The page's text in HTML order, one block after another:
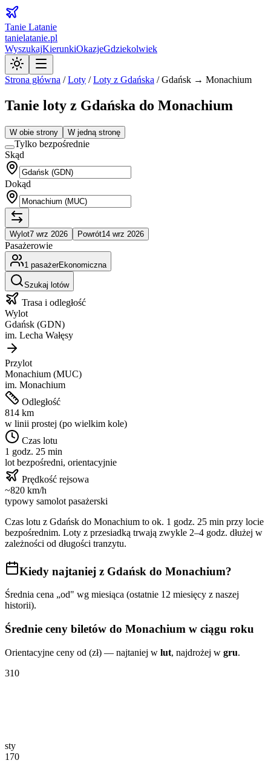
Tanie Latanie
tanielatanie.pl
WyszukajKierunkiOkazjeGdziekolwiek
Strona główna /Loty /Loty z Gdańska /Gdańsk → Monachium
Tanie loty z Gdańska do Monachium
W obie strony W jedną stronę
Tylko bezpośrednie
Skąd
Dokąd
Wylot7 wrz 2026 Powrót14 wrz 2026
Pasażerowie
1 pasażerEkonomiczna
Szukaj lotów
Trasa i odległość
Wylot
Gdańsk (GDN)
im. Lecha Wałęsy
Przylot
Monachium (MUC)
im. Monachium
Odległość
814 km
w linii prostej (po wielkim kole)
Czas lotu
1 godz. 25 min
lot bezpośredni, orientacyjnie
Prędkość rejsowa
~820 km/h
typowy samolot pasażerski
Czas lotu z Gdańsk do Monachium to ok. 1 godz. 25 min przy locie
bezpośrednim. Loty z przesiadką trwają zwykle 2–4 godz. dłużej w
zależności od długości tranzytu.
Kiedy najtaniej z Gdańsk do Monachium?
Średnia cena „od" wg miesiąca (ostatnie 12 miesięcy z naszej
historii).
Średnie ceny biletów do Monachium w ciągu roku
Orientacyjne ceny od (zł) — najtaniej w lut, najdrożej w gru.
310
sty
170